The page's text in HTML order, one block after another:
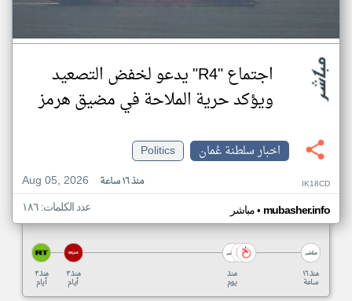
اجتماع "R4" يدعو لخفض التصعيد
ويؤكد حرية الملاحة في مضيق هرمز
اخبار سلطنة عُمان
Politics
Aug 05, 2026
منذ ١٦ ساعة IK18CD
مباشر• mubasher.info عدد الكلمات: ١٨٦
منذ ٣
أيام
منذ ٣
أيام
منذ
يوم
منذ ١٦
ساعة